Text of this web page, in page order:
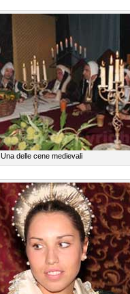
Una delle cene medievali